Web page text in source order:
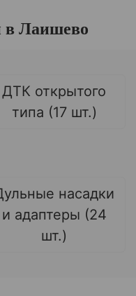
в Лаишево
ДТК открытого
типа (17 шт.)
насадки
и адаптеры (24
шт.)